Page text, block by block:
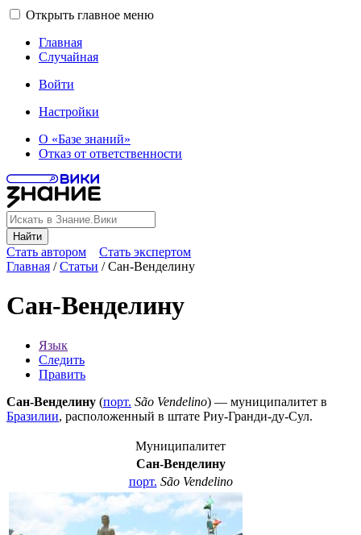
Открыть главное меню
Главная
Случайная
Войти
Настройки
О «Базе знаний»
Отказ от ответственности
Найти
Стать автором
Стать экспертом
Главная /Статьи /Сан-Венделину
Сан-Венделину
Язык
Следить
Править
Сан-Венделину (порт. São Vendelino) — муниципалитет в
Бразилии, расположенный в штате Риу-Гранди-ду-Сул.
Муниципалитет
Сан-Венделину
порт. São Vendelino